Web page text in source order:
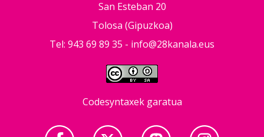
San Esteban 20
Tolosa (Gipuzkoa)
Tel: 943 69 89 35 - info@28kanala.eus
Codesyntaxek garatua